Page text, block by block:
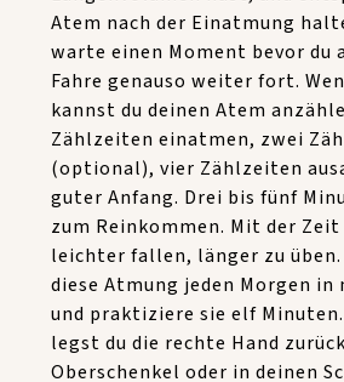
Atem nach der Einatmung
warte einen Moment bevor du
Fahre genauso weiter fort.
kannst du deinen Atem
Zählzeiten einatmen, zwei
(optional), vier Zählzeiten
guter Anfang. Drei bis fünf
zum Reinkommen. Mit der
leichter fallen, länger zu
diese Atmung jeden Morgen in
und praktiziere sie elf
legst du die rechte Hand
Oberschenkel oder in deinen